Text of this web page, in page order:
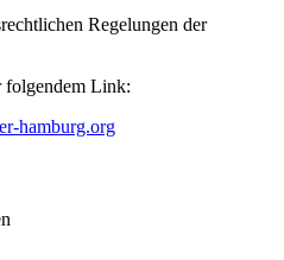
Regelungen der
folgendem Link:
hamburg.org